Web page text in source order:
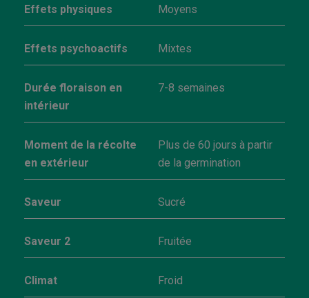
Effets physiques Moyens
Effets psychoactifs Mixtes
Durée floraison en
intérieur
7-8 semaines
Moment de la récolte
en extérieur
Plus de 60 jours à partir
de la germination
Saveur Sucré
Saveur 2 Fruitée
Climat Froid